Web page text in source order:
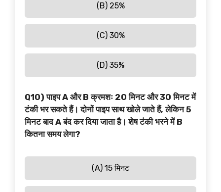
(B) 25%
(C) 30%
(D) 35%
Q10) पाइप A और B क्रमशः 20 मिनट और 30 मिनट में
टंकी भर सकते हैं। दोनों पाइप साथ खोले जाते हैं, लेकिन 5
मिनट बाद A बंद कर दिया जाता है। शेष टंकी भरने में B
कितना समय लेगा?
(A) 15 मिनट